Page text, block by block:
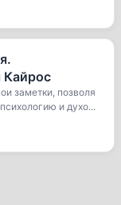
Кайрос
заметки, позволя
и духо...